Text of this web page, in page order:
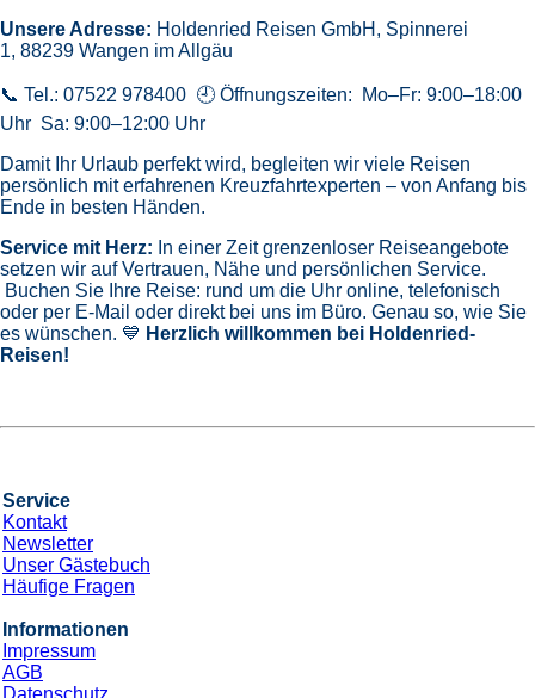
Unsere Adresse: Holdenried Reisen GmbH, Spinnerei
1, 88239 Wangen im Allgäu
📞 Tel.: 07522 978400 🕘 Öffnungszeiten: Mo–Fr: 9:00–18:00
Uhr Sa: 9:00–12:00 Uhr
Damit Ihr Urlaub perfekt wird, begleiten wir viele Reisen
persönlich mit erfahrenen Kreuzfahrtexperten – von Anfang bis
Ende in besten Händen.
Service mit Herz: In einer Zeit grenzenloser Reiseangebote
setzen wir auf Vertrauen, Nähe und persönlichen Service.
Buchen Sie Ihre Reise: rund um die Uhr online, telefonisch
oder per E-Mail oder direkt bei uns im Büro. Genau so, wie Sie
es wünschen. 💙 Herzlich willkommen bei Holdenried-
Reisen!
Service
Kontakt
Newsletter
Unser Gästebuch
Häufige Fragen
Informationen
Impressum
AGB
Datenschutz